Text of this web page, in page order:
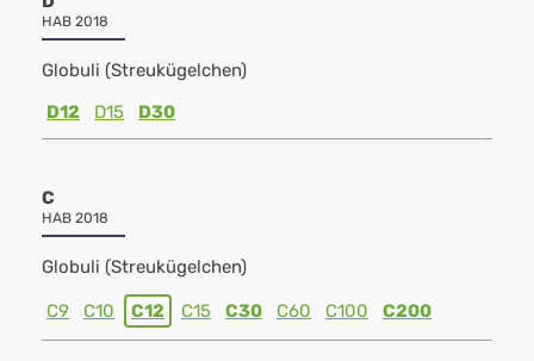
HAB 2018
Globuli (Streukügelchen)
D12
D15 D30
C
HAB 2018
Globuli (Streukügelchen)
C9 C10 C12 C15 C30 C60 C100 C200